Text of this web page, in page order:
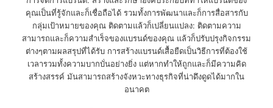
คุณเป็นที่รู้จักและก็เชื่อถือได้ รวมทั้งการพัฒนาและก็การสื่อสารกับ
กลุ่มเป้าหมายของคุณ ติดตามแล้วก็เปลี่ยนแปลง: ติดตามความ
สามารถและก็ความสำเร็จของแบรนด์ของคุณ แล้วก็ปรับปรุงกิจกรรม
ต่างๆตามผลสรุปที่ได้รับ การสร้างแบรนด์เสื้อยืดเป็นวิธีการที่ต้องใช้
เวลารวมทั้งความบากบั่นอย่างยิ่ง แต่หากทำให้ถูกและก็มีความคิด
สร้างสรรค์ มันสามารถสร้างจังหวะทางธุรกิจที่น่าดึงดูดได้มากใน
อนาคต